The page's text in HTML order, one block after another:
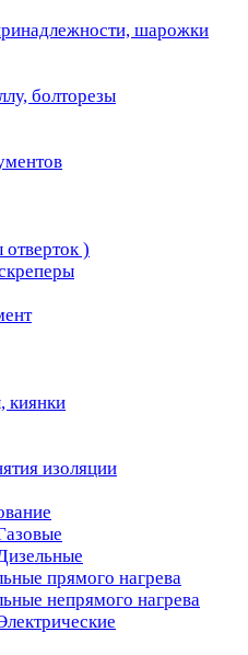
шарожки
болторезы
)
киянки
изоляции
прямого нагрева
непрямого нагрева